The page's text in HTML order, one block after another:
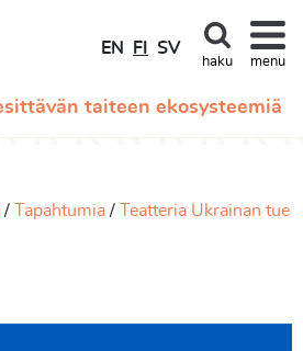
taiteen ekosysteemiä
EN FI SV
haku menu
Tapahtumia
Teatteria Ukrainan tue